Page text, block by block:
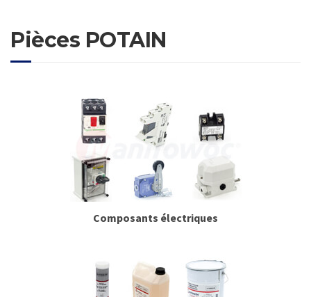
Pièces POTAIN
Composants électriques